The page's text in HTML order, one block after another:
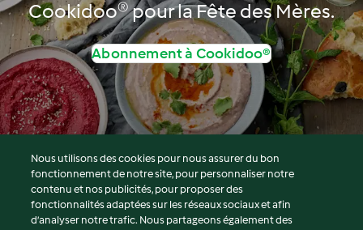
Cookidoo® pour la Fête des Mères.
Abonnement à Cookidoo®
© Copyright 2026
Conditions d'utilisation
Nous utilisons des cookies pour nous assurer du bon
fonctionnement de notre site, pour personnaliser notre
contenu et nos publicités, pour proposer des
fonctionnalités adaptées sur les réseaux sociaux et afin
d’analyser notre trafic. Nous partageons également des